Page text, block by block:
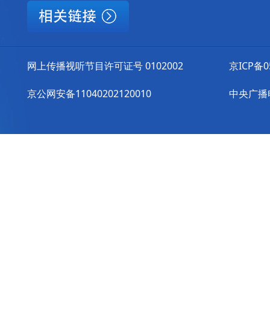
网上传播视听节目许可证号 0102002
京公网安备11040202120010
京ICP备
中央广